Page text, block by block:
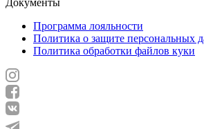
Программа лояльности
Политика о защите персональных
Политика обработки файлов куки